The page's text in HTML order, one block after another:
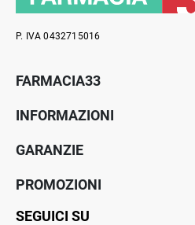
P. IVA 0432715016
FARMACIA33
INFORMAZIONI
GARANZIE
PROMOZIONI
SEGUICI SU